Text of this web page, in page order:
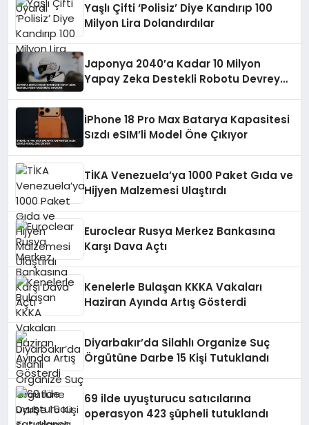
Yaşlı Çifti ‘Polisiz’ Diye Kandırıp 100
Milyon Lira Dolandırdılar
Japonya 2040’a Kadar 10 Milyon
Yapay Zeka Destekli Robotu Devreye
iPhone 18 Pro Max Batarya Kapasitesi
Sızdı eSIM’li Model Öne Çıkıyor
TİKA Venezuela’ya 1000 Paket Gıda ve
Hijyen Malzemesi Ulaştırdı
Euroclear Rusya Merkez Bankasına
Karşı Dava Açtı
Kenelerle Bulaşan KKKA Vakaları
Haziran Ayında Artış Gösterdi
Diyarbakır’da Silahlı Organize Suç
Örgütüne Darbe 15 Kişi Tutuklandı
69 ilde uyuşturucu satıcılarına
operasyon 423 şüpheli tutuklandı